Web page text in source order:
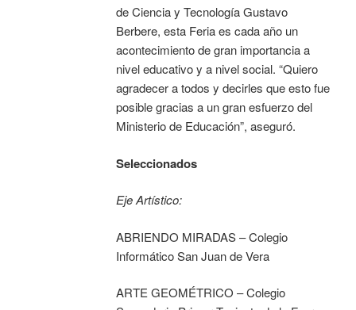
de Ciencia y Tecnología Gustavo
Berbere, esta Feria es cada año un
acontecimiento de gran importancia a
nivel educativo y a nivel social. “Quiero
agradecer a todos y decirles que esto fue
posible gracias a un gran esfuerzo del
Ministerio de Educación”, aseguró.
Seleccionados
Eje Artístico:
ABRIENDO MIRADAS – Colegio
Informático San Juan de Vera
ARTE GEOMÉTRICO – Colegio